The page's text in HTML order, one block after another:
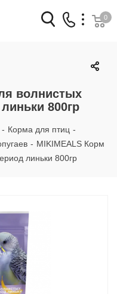
звонок
959-88-32
0
волнистых
800гр
- Корма для птиц -
- MIKIMEALS Корм
линьки 800гр